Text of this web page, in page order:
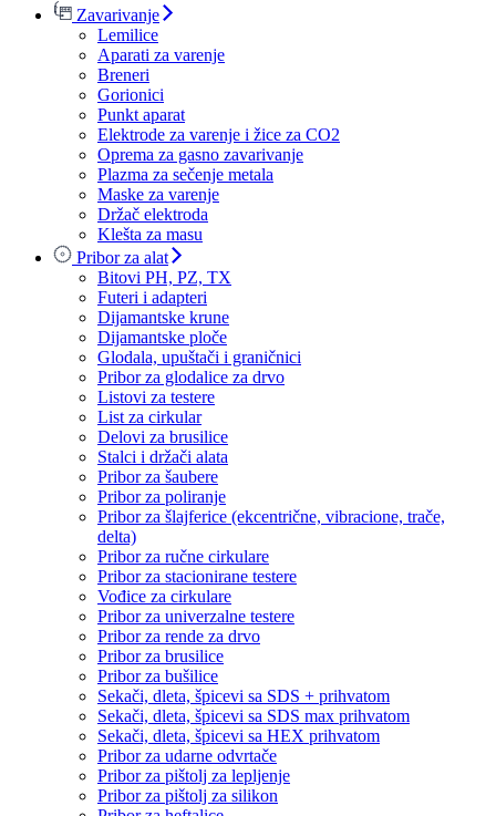
Zavarivanje
Lemilice
Aparati za varenje
Breneri
Gorionici
Punkt aparat
Elektrode za varenje i žice za CO2
Oprema za gasno zavarivanje
Plazma za sečenje metala
Maske za varenje
Držač elektroda
Klešta za masu
Pribor za alat
Bitovi PH, PZ, TX
Futeri i adapteri
Dijamantske krune
Dijamantske ploče
Glodala, upuštači i graničnici
Pribor za glodalice za drvo
Listovi za testere
List za cirkular
Delovi za brusilice
Stalci i držači alata
Pribor za šaubere
Pribor za poliranje
Pribor za šlajferice (ekcentrične, vibracione, trače,
delta)
Pribor za ručne cirkulare
Pribor za stacionirane testere
Vođice za cirkulare
Pribor za univerzalne testere
Pribor za rende za drvo
Pribor za brusilice
Pribor za bušilice
Sekači, dleta, špicevi sa SDS + prihvatom
Sekači, dleta, špicevi sa SDS max prihvatom
Sekači, dleta, špicevi sa HEX prihvatom
Pribor za udarne odvrtače
Pribor za pištolj za lepljenje
Pribor za pištolj za silikon